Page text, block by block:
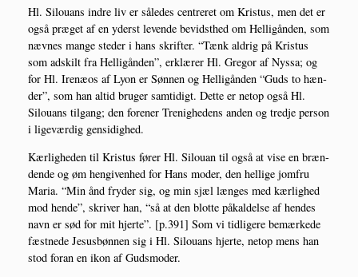
Hl. Silou­ans indre liv er såle­des cen­tre­ret om Kristus, men det er
også præ­get af en yderst leven­de bevidst­hed om Hel­li­gån­den, som
næv­nes man­ge ste­der i hans skrif­ter. “Tænk aldrig på Kristus
som adskilt fra Hel­li­gån­den”, erklæ­rer Hl. Gre­gor af Nys­sa; og
for Hl. Ire­næ­os af Lyon er Søn­nen og Hel­li­gån­den “Guds to hæn­
der”, som han altid bru­ger sam­ti­digt. Det­te er net­op også Hl.
Silou­ans til­gang; den for­e­ner Tre­nig­he­dens anden og tred­je per­son
i lige­vær­dig gensidighed.
Kær­lig­he­den til Kristus fører Hl. Silou­an til også at vise en bræn­
den­de og øm hen­gi­ven­hed for Hans moder, den hel­li­ge jom­fru
Maria. “Min ånd fry­der sig, og min sjæl læn­ges med kær­lig­hed
mod hen­de”, skri­ver han, “så at den blot­te påkal­del­se af hen­des
navn er sød for mit hjer­te”. [p.391] Som vi tid­li­ge­re bemær­ke­de
fæst­ne­de Jesus­bøn­nen sig i Hl. Silou­ans hjer­te, net­op mens han
stod for­an en ikon af Gudsmoder.